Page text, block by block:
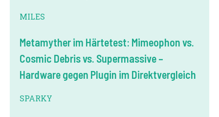
MILES
Metamyther im Härtetest: Mimeophon vs.
Cosmic Debris vs. Supermassive –
Hardware gegen Plugin im Direktvergleich
SPARKY